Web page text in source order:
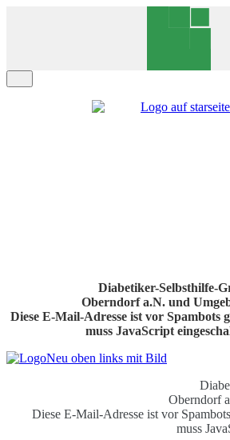
Diabetiker-Selbsthilfe-
Oberndorf a.N. und
Diese E-Mail-Adresse ist vor Spambots
muss JavaScript
Oberndorf
Diese E-Mail-Adresse ist vor
muss